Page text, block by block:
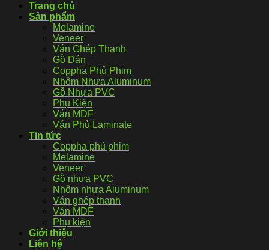
Trang chủ
Sản phẩm
Melamine
Veneer
Ván Ghép Thanh
Gỗ Dán
Coppha Phủ Phim
Nhôm Nhựa Aluminum
Gỗ Nhựa PVC
Phụ Kiện
Ván MDF
Ván Phủ Laminate
Tin tức
Coppha phủ phim
Melamine
Veneer
Gỗ nhựa PVC
Nhôm nhựa Aluminum
Ván ghép thanh
Ván MDF
Phụ kiện
Giới thiệu
Liên hệ